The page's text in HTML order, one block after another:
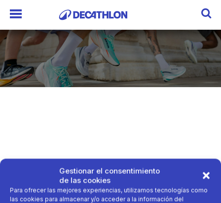
Gestionar el consentimiento
de las cookies
Para ofrecer las mejores experiencias, utilizamos tecnologías como
las cookies para almacenar y/o acceder a la información del